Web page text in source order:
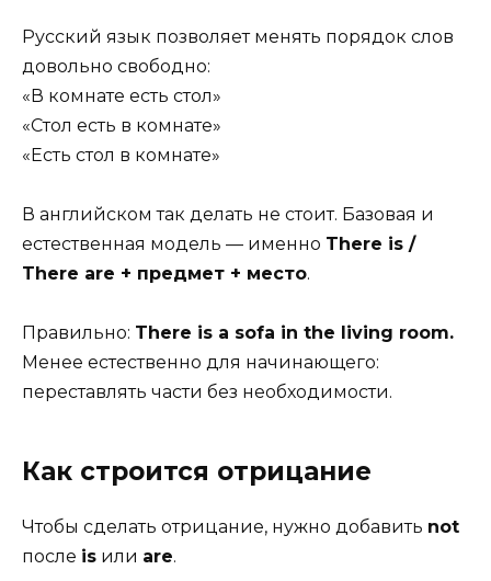
Русский язык позволяет менять порядок слов
довольно свободно:
«В комнате есть стол»
«Стол есть в комнате»
«Есть стол в комнате»
В английском так делать не стоит. Базовая и
естественная модель — именно There is /
There are + предмет + место.
Правильно: There is a sofa in the living room.
Менее естественно для начинающего:
переставлять части без необходимости.
Как строится отрицание
Чтобы сделать отрицание, нужно добавить not
после is или are.